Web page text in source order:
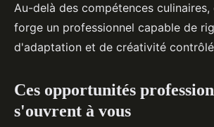
Au-delà des compétences
forge un professionnel capable de
d'adaptation et de créativité
Ces opportunités
s'ouvrent à vous